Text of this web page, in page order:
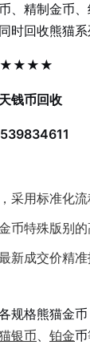
、精制金币
时回收熊猫
★★★★★
钱币回收
采用标准化
币特殊版别
新成交价精
规格熊猫金
银币、 铂金币